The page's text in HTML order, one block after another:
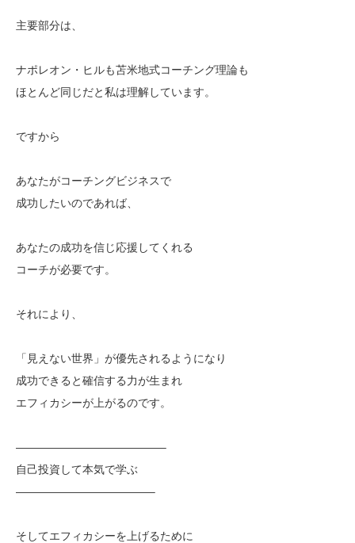
主要部分は、
ナポレオン・ヒルも苫米地式コーチング理論も
ほとんど同じだと私は理解しています。
ですから
あなたがコーチングビジネスで
成功したいのであれば、
あなたの成功を信じ応援してくれる
コーチが必要です。
それにより、
「見えない世界」が優先されるようになり
成功できると確信する力が生まれ
エフィカシーが上がるのです。
—————————————–
自己投資して本気で学ぶ
————————————–
そしてエフィカシーを上げるために